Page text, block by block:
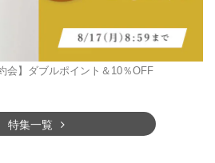
会】ダブルポイント＆10％OFF
特集一覧